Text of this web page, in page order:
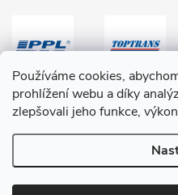
Používáme cookies,
prohlížení webu a díky
zlepšovali jeho funkce,